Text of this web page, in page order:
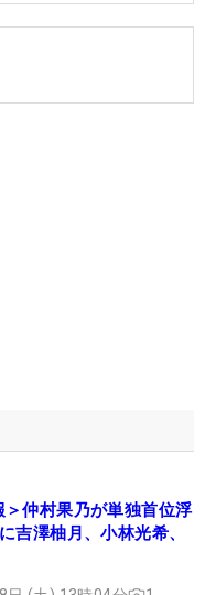
、約8400万円）
、約6000万円）
＞仲村果乃が単独首位浮
澤柚月、小林光希、